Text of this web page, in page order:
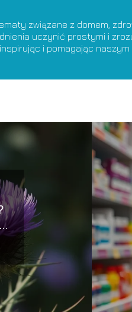
związane z domem,
uczynić prostymi i
inspirując i pomagając naszym